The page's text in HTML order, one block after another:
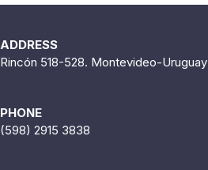
ADDRESS
Rincón 518-528. Montevideo-Uruguay
PHONE
(598) 2915 3838